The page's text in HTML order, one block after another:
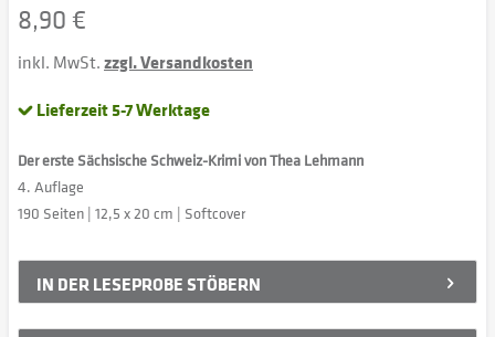
8,90 €
inkl. MwSt.zzgl. Versandkosten
Lieferzeit 5-7 Werktage
Der erste Sächsische Schweiz-Krimi von Thea Lehmann
4. Auflage
190 Seiten | 12,5 x 20 cm | Softcover
IN DERLESEPROBE STÖBERN